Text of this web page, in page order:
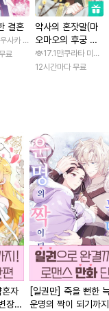
결혼
사카 리토 / 아기토기 아쿠미
료
약사의 혼잣말(마
오마오의 후궁 수
수께끼 풀이수첩)
17.1만쿠라타 미노
12시간마다 무료
자
장한
[일권만] 죽을 뻔한
운명의 짝이 되기까